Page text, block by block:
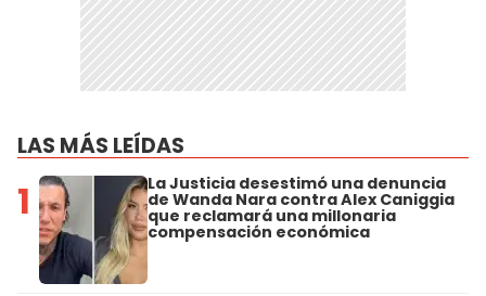
LAS MÁS LEÍDAS
1 La Justicia desestimó una denuncia
de Wanda Nara contra Alex Caniggia
que reclamará una millonaria
compensación económica